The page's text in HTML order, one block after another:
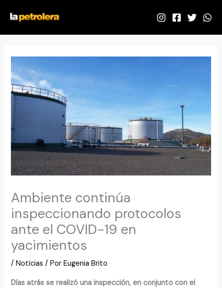
contenido
Ambiente continúa
inspeccionando protocolos
ante el COVID-19 en
yacimientos
/Noticias / PorEugenia Brito
Días atrás se realizó una inspección, en conjunto con el